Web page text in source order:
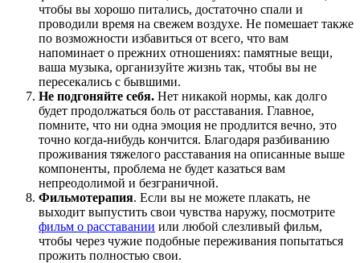
чтобы вы хорошо питались, достаточно спали и
проводили время на свежем воздухе. Не помешает также
по возможности избавиться от всего, что вам
напоминает о прежних отношениях: памятные вещи,
ваша музыка, организуйте жизнь так, чтобы вы не
пересекались с бывшими.
Не подгоняйте себя. Нет никакой нормы, как долго
будет продолжаться боль от расставания. Главное,
помните, что ни одна эмоция не продлится вечно, это
точно когда-нибудь кончится. Благодаря разбиванию
проживания тяжелого расставания на описанные выше
компоненты, проблема не будет казаться вам
непреодолимой и безграничной.
Фильмотерапия. Если вы не можете плакать, не
выходит выпустить свои чувства наружу, посмотрите
фильм о расставании или любой слезливый фильм,
чтобы через чужие подобные переживания попытаться
прожить полностью свои.